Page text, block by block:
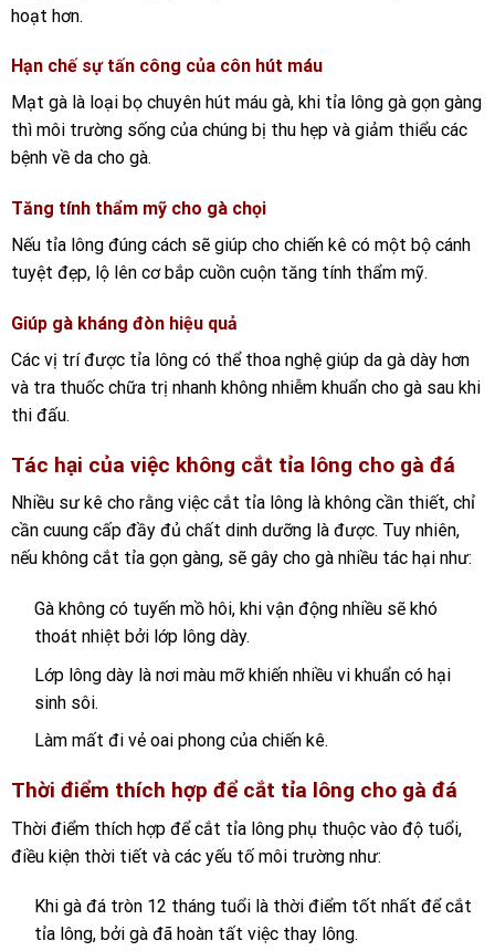
hoạt hơn.
Hạn chế sự tấn công của côn hút máu
Mạt gà là loại bọ chuyên hút máu gà, khi tỉa lông gà gọn gàng
thì môi trường sống của chúng bị thu hẹp và giảm thiểu các
bệnh về da cho gà.
Tăng tính thẩm mỹ cho gà chọi
Nếu tỉa lông đúng cách sẽ giúp cho chiến kê có một bộ cánh
tuyệt đẹp, lộ lên cơ bắp cuồn cuộn tăng tính thẩm mỹ.
Giúp gà kháng đòn hiệu quả
Các vị trí được tỉa lông có thể thoa nghệ giúp da gà dày hơn
và tra thuốc chữa trị nhanh không nhiễm khuẩn cho gà sau khi
thi đấu.
Tác hại của việc không cắt tỉa lông cho gà đá
Nhiều sư kê cho rằng việc cắt tỉa lông là không cần thiết, chỉ
cần cuung cấp đầy đủ chất dinh dưỡng là được. Tuy nhiên,
nếu không cắt tỉa gọn gàng, sẽ gây cho gà nhiều tác hại như:
Gà không có tuyến mồ hôi, khi vận động nhiều sẽ khó
thoát nhiệt bởi lớp lông dày.
Lớp lông dày là nơi màu mỡ khiến nhiều vi khuẩn có hại
sinh sôi.
Làm mất đi vẻ oai phong của chiến kê.
Thời điểm thích hợp để cắt tỉa lông cho gà đá
Thời điểm thích hợp để cắt tỉa lông phụ thuộc vào độ tuổi,
điều kiện thời tiết và các yếu tố môi trường như:
Khi gà đá tròn 12 tháng tuổi là thời điểm tốt nhất để cắt
tỉa lông, bởi gà đã hoàn tất việc thay lông.